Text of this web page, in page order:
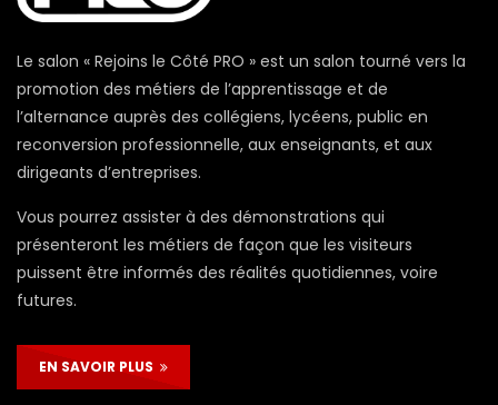
Le salon « Rejoins le Côté PRO » est un salon tourné vers la
promotion des métiers de l’apprentissage et de
l’alternance auprès des collégiens, lycéens, public en
reconversion professionnelle, aux enseignants, et aux
dirigeants d’entreprises.
Vous pourrez assister à des démonstrations qui
présenteront les métiers de façon que les visiteurs
puissent être informés des réalités quotidiennes, voire
futures.
EN SAVOIR PLUS